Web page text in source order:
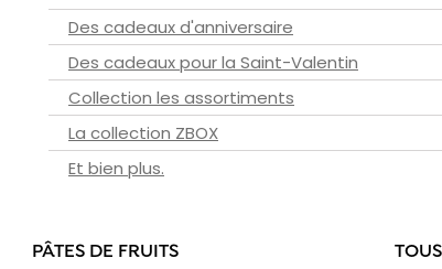
Des cadeaux d'anniversaire
Des cadeaux pour la Saint-Valentin
Collection les assortiments
La collection ZBOX
Et bien plus.
PÂTES DE FRUITS